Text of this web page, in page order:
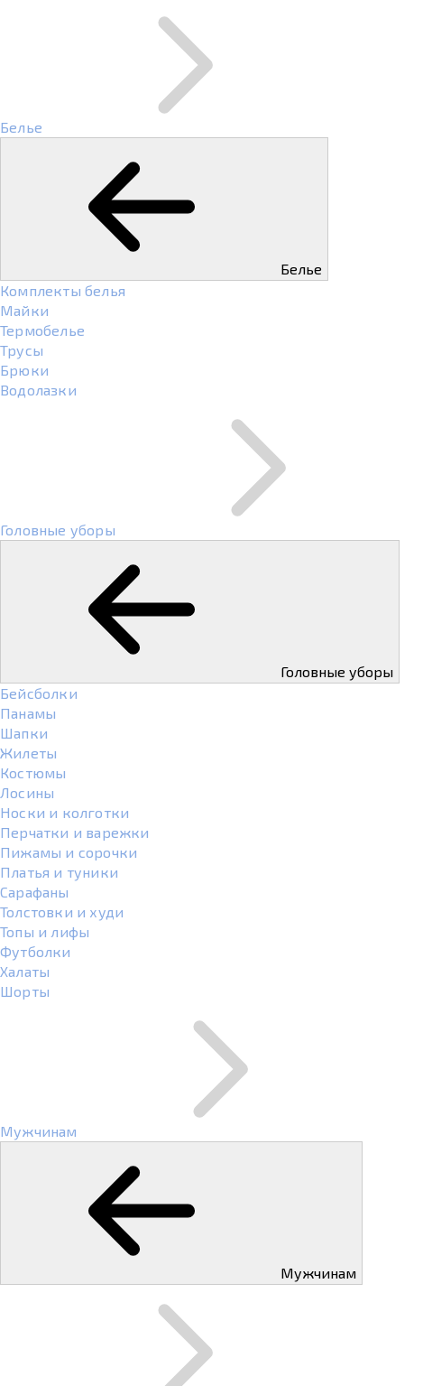
Белье
Белье
Комплекты белья
Майки
Термобелье
Трусы
Брюки
Водолазки
Головные уборы
Головные уборы
Бейсболки
Панамы
Шапки
Жилеты
Костюмы
Лосины
Носки и колготки
Перчатки и варежки
Пижамы и сорочки
Платья и туники
Сарафаны
Толстовки и худи
Топы и лифы
Футболки
Халаты
Шорты
Мужчинам
Мужчинам